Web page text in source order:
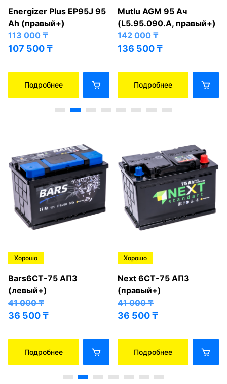
Energizer Plus EP95J 95
Ah (правый+)
113 000₸
107 500₸
Подробнее
Mutlu AGM 95 Ач
(L5.95.090.A, правый+)
142 000₸
136 500₸
Подробнее
Хорошо
Bars6СТ-75 АПЗ
(левый+)
41 000₸
36 500₸
Подробнее
Хорошо
Next 6СТ-75 АПЗ
(правый+)
41 000₸
36 500₸
Подробнее